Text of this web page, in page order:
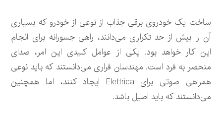
ساخت یک خودروی برقی جذاب از نوعی از خودرو که بسیاری
آن را بیش از حد تکراری می‌دانند، راهی جسورانه برای انجام
این کار خواهد بود. یکی از عوامل کلیدی این امر، صدای
منحصر به فرد است. مهندسان فراری می‌دانستند که باید نوعی
همراهی صوتی برای Elettrica ایجاد کنند، اما همچنین
می‌دانستند که باید اصیل باشد.